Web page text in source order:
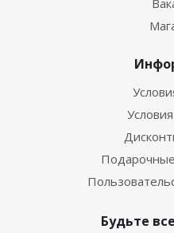
Будьте